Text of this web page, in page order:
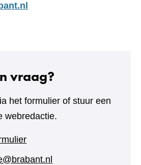
vraag?
het formulier of stuur een
webredactie.
(verwijst
naar